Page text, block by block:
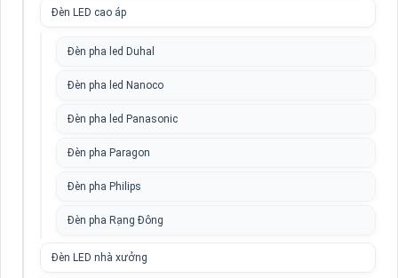
Đèn LED cao áp
Đèn pha led Duhal
Đèn pha led Nanoco
Đèn pha led Panasonic
Đèn pha Paragon
Đèn pha Philips
Đèn pha Rạng Đông
Đèn LED nhà xưởng